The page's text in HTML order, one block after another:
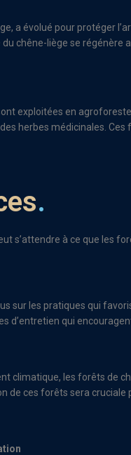
a évolué pour protéger
chêne-liège se régénère
exploitées en
herbes médicinales.
.
s’attendre à ce que les
sur les pratiques qui
d’entretien qui
climatique, les forêts de
de ces forêts sera